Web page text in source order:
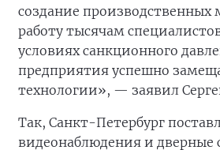
создание
работу тысячам
условиях санкционного
предприятия успешно
технологии», — заявил
Так, Санкт-Петербург
видеонаблюдения и дверные